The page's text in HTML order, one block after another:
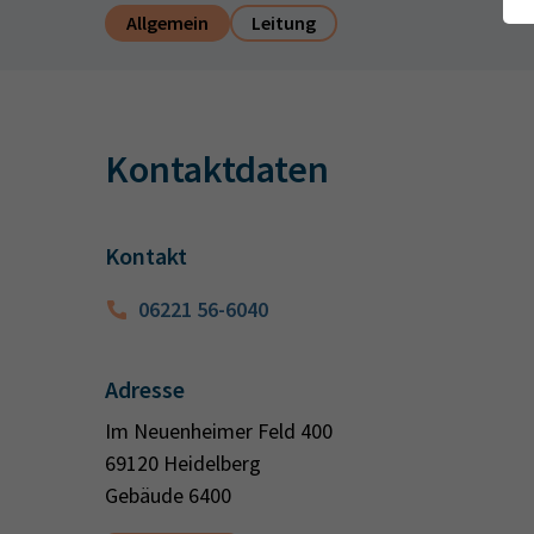
Allgemein Leitung
Kontaktdaten
Kontakt
06221 56-6040
Adresse
Im Neuenheimer Feld 400
69120 Heidelberg
Gebäude 6400